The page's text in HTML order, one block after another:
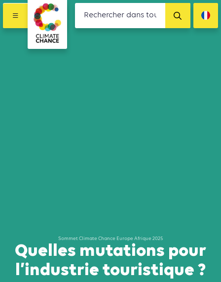
Sommet Climate Chance Europe Afrique 2025
Quelles mutations pour
l’industrie touristique ?